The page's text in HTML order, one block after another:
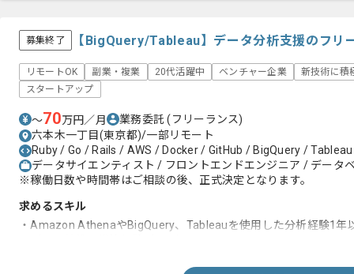
募集終了 【BigQuery/Tableau】データ分析支援のフリ
リモートOK 副業・複業 20代活躍中 ベンチャー企業
新技術に積
スタートアップ
〜70万円／月 業務委託(フリーランス)
六本木一丁目(東京都)/一部リモート
Ruby / Go / Rails / AWS / Docker / GitHub / BigQuery /
データサイエンティスト / フロントエンドエンジニア / データ
※稼働日数や時間帯はご相談の後、正式決定となります。
求めるスキル
・Amazon AthenaやBigQuery、Tableauを使用した分析経験1年